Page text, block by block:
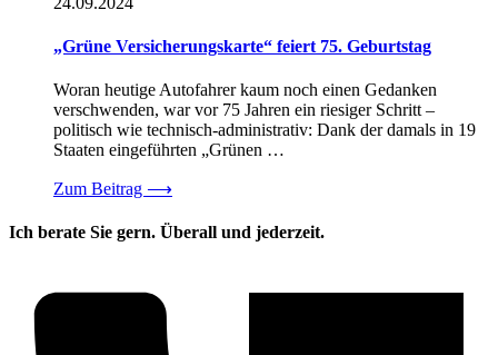
„Grüne Versicherungskarte“ feiert 75. Geburtstag
Woran heutige Autofahrer kaum noch einen Gedanken
verschwenden, war vor 75 Jahren ein riesiger Schritt –
politisch wie technisch-administrativ: Dank der damals in 19
Staaten eingeführten „Grünen …
Zum Beitrag ⟶
Ich berate Sie gern. Überall und jederzeit.